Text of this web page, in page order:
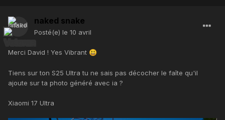
naked snake
Posté(e) le 10 avril
Merci David ! Yes Vibrant 😃
Tiens sur ton S25 Ultra tu ne sais pas décocher le faîte qu'il
ajoute sur ta photo généré avec ia ?
Xiaomi 17 Ultra